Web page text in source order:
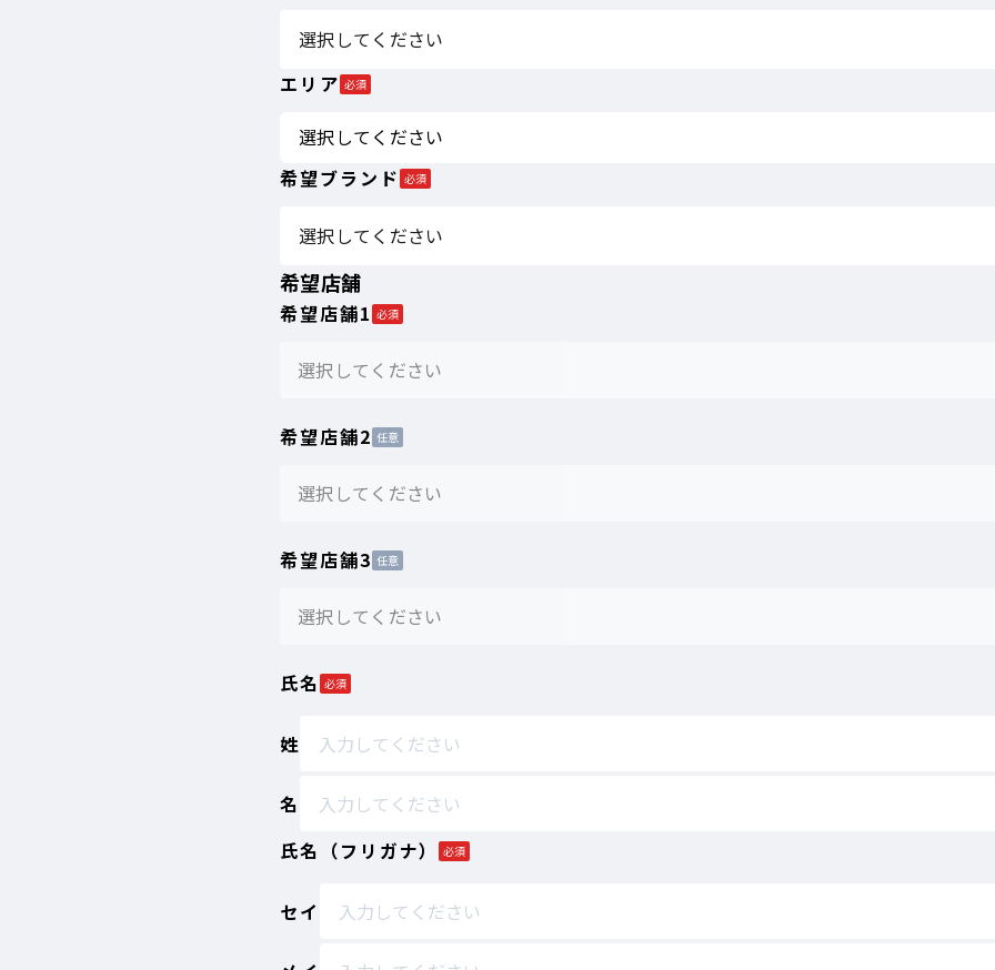
選択してください
エリア 必須
希望ブランド 必須
選択してください
希望店舗
希望店舗1 必須
選択してください
希望店舗2 任意
選択してください
希望店舗3 任意
選択してください
氏名 必須
姓
名
氏名（フリガナ） 必須
セイ